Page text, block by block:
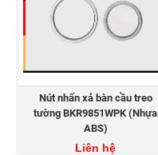
Website:
https://korest.vn/
Email: lienhe@korest.vn
https://
Youtube:https://
Nút nhấn xả bàn cầu treo
tường BKR9851WPK (Nhựa
ABS)
Liên hệ